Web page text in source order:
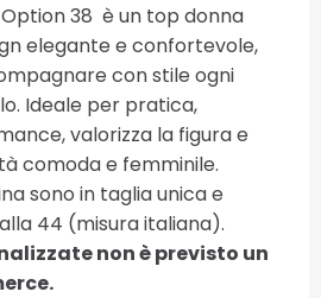
38 è un top donna
elegante e confortevole,
con stile ogni
Ideale per pratica,
valorizza la figura e
comoda e femminile.
sono in taglia unica e
44 (misura italiana).
non è previsto un